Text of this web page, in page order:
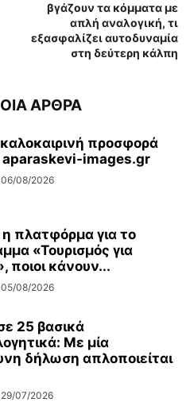
βγάζουν τα κόμματα με
απλή αναλογική, τι
εξασφαλίζει αυτοδυναμία
στη δεύτερη κάλπη
ΑΡΘΡΑ
καλοκαιρινή προσφορά
aparaskevi-images.gr
06/08/2026
η πλατφόρμα για το
«Τουρισμός για
ποιοι κάνουν...
05/08/2026
25 βασικά
Με μία
δήλωση απλοποιείται
29/07/2026